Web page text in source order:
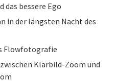
das bessere Ego
in der längsten Nacht des
Flowfotografie
Klarbild-Zoom und